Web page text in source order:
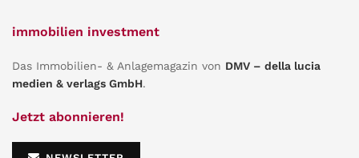
immobilien investment
Das Immobilien- & Anlagemagazin von DMV – della lucia
medien & verlags GmbH.
Jetzt abonnieren!